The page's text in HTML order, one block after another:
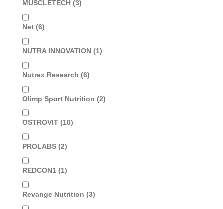
MUSCLETECH (3)
Net (6)
NUTRA INNOVATION (1)
Nutrex Research (6)
Olimp Sport Nutrition (2)
OSTROVIT (10)
PROLABS (2)
REDCON1 (1)
Revange Nutrition (3)